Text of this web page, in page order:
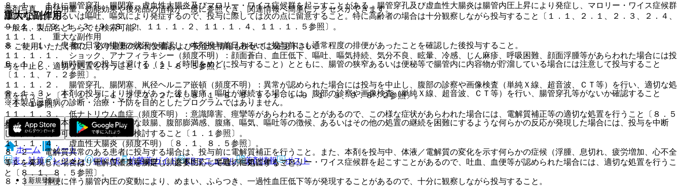
８．１． まれに腸管穿孔、腸閉塞、虚血性大腸炎及びマロリー・ワイス症候群を起こすことがある。腸管穿孔及び虚血性大腸炎は腸管内圧上昇により発症し、マロリー・ワイス症候群
は胃内圧上昇あるいは嘔吐、嘔気により発症するので、投与に際しては次の点に留意すること。特に高齢者の場合は十分観察しながら投与すること〔１．１、２．１、２．３、２．４、
９．１．１−９．１．３、９．８．２、１１．１．２、１１．１．４、１１．１．５参照〕。
８．１．１． 患者の日常の排便の状況を確認し、本剤投与前日あるいは投与前にも通常程度の排便があったことを確認した後投与すること。
８．１．２． 短時間での投与は避ける（１Ｌ／時間をめどに投与すること）とともに、腸管の狭窄あるいは便秘等で腸管内に内容物が貯溜している場合には注意して投与すること
〔１．１、７．２参照〕。
８．１．３． 本剤の投与により排便があった後も腹痛、嘔吐が継続する場合には、腹部の診察や画像検査（単純Ｘ線、超音波、ＣＴ等）を行い、腸管穿孔等がないか確認すること
〔１．１参照〕。
８．１．４． 本剤を投与中、重篤な鼓腸、腹部膨満感、腹痛、嘔気、嘔吐等の徴候、あるいはその他の処置の継続を困難にするような何らかの反応が発現した場合には、投与を中断
し、投与継続の可否について慎重に検討すること〔１．１参照〕。
８．２． 電解質異常のある患者に投与する場合は、投与前に電解質補正を行うこと。また、本剤を投与中、体液／電解質の変化を示す何らかの症候（浮腫、息切れ、疲労増加、心不全
等）を発現した場合は、電解質濃度を測定し、必要に応じて適切に処置すること。
８．３． 排便に伴う腸管内圧の変動により、めまい、ふらつき、一過性血圧低下等が発現することがあるので、十分に観察しながら投与すること。
重大な副作用
１１．１． 重大な副作用
１１．１．１． ショック、アナフィラキシー（頻度不明）：顔面蒼白、血圧低下、嘔吐、嘔気持続、気分不良、眩暈、冷感、じん麻疹、呼吸困難、顔面浮腫等があらわれた場合には投
与を中止し、適切な処置を行うこと〔１．２、８．５参照〕。
１１．１．２． 腸管穿孔、腸閉塞、鼡径ヘルニア嵌頓（頻度不明）：異常が認められた場合には投与を中止し、腹部の診察や画像検査（単純Ｘ線、超音波、ＣＴ等）を行い、適切な処
置を行うこと〔１．１、２．１、２．３、２．４、８．１、８．５、９．１．１−９．１．３、９．８．２参照〕。
１１．１．３． 低ナトリウム血症（頻度不明）：意識障害、痙攣等があらわれることがあるので、この様な症状があらわれた場合には、電解質補正等の適切な処置を行うこと〔８．５
参照〕。
１１．１．４． 虚血性大腸炎（頻度不明）〔８．１、８．５参照〕。
１１．１．５． マロリー・ワイス症候群（頻度不明）：嘔吐、嘔気に伴うマロリー・ワイス症候群を起こすことがあるので、吐血、血便等が認められた場合には、適切な処置を行うこ
と〔８．１、８．５参照〕。
薬剤写真、用法用量、効能効果や後発品の情報が一度に参照でき、関連情報へ簡単にアクセスができます。
一般名、製品名どちらでも検索可能！
※ ご使用いただく際に、必ず最新の添付文書および安全性情報も併せてご確認下さい。
※本製品は疾病の診断・治療・予防を目的としたプログラムではありません。
ホーム
ノート
表・計算
レジメン CTCAE 抗菌薬ガイド ERマニュアル 薬剤情報 ポスト
新規登録